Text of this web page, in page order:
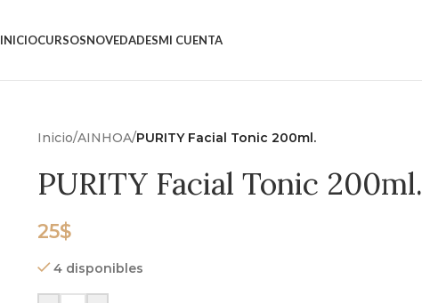
INICIOCURSOSNOVEDADESMI CUENTA
Inicio/AINHOA/PURITY Facial Tonic 200ml.
PURITY Facial Tonic 200ml.
25$
4 disponibles